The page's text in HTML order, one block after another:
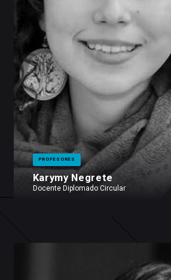
PROFESORES
Karymy Negrete
Docente Diplomado Circular